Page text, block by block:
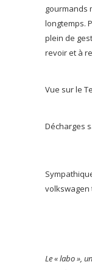
gourmands
longtemps.
plein de
revoir et à
Vue sur le
Décharges
volkswagen
Le « labo »,